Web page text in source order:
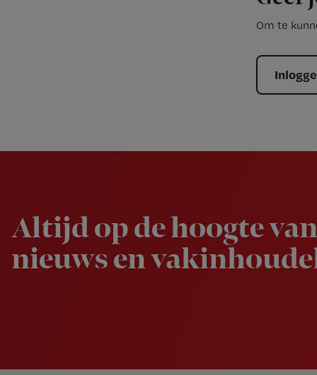
Om te
Altijd op de hoogte
nieuws en